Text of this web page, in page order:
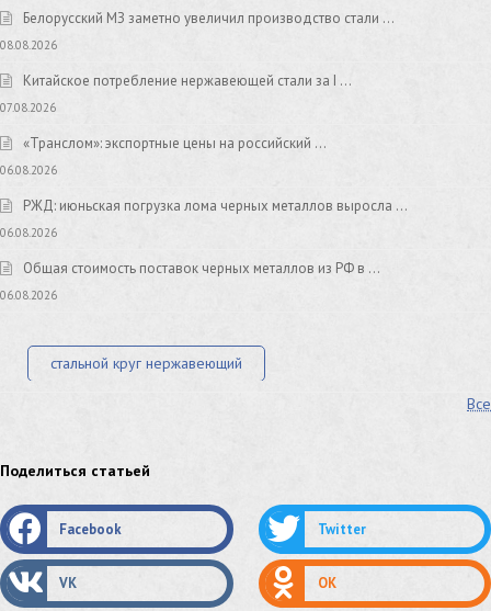
Белорусский МЗ заметно увеличил производство стали …
08.08.2026
Китайское потребление нержавеющей стали за I …
07.08.2026
«Транслом»: экспортные цены на российский …
06.08.2026
РЖД: июньская погрузка лома черных металлов выросла …
06.08.2026
Общая стоимость поставок черных металлов из РФ в …
06.08.2026
стальной круг нержавеющий
труба оцинкованная труба нержавеющая
труба стальная сетка нержавеющая
сетка оцинкованная сетка стальная
Все
Поделиться статьей
Facebook Twitter
VK OK